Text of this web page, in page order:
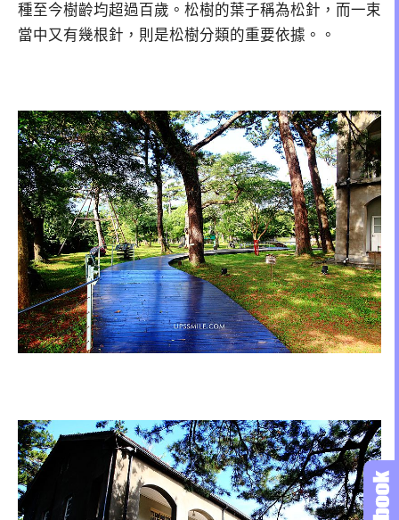
種至今樹齡均超過百歲。松樹的葉子稱為松針，而一束
當中又有幾根針，則是松樹分類的重要依據。。